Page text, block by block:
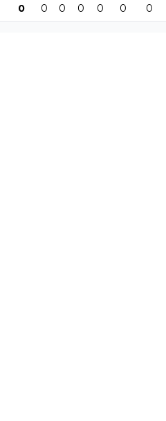
0 0 0 0 0 0 0